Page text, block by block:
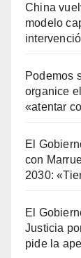
China
modelo
Podemos
organice
«atentar
El
con
2030:
El
Justicia
pide la